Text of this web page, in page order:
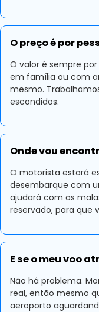
O preço é por
O valor é sempre
em família ou com
mesmo.
escondidos.
Onde vou
O motorista estará
desembarque com
ajudará com as
reservado, para que
E se o meu voo
Não há problema.
real, então mesmo
aeroporto